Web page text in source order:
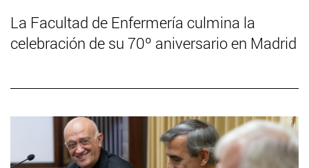
La Facultad de Enfermería culmina la
celebración de su 70º aniversario en Madrid